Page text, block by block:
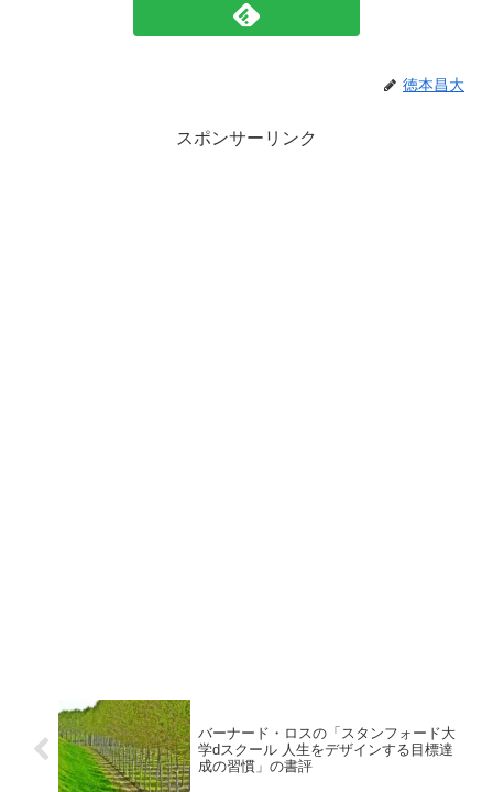
徳本昌大
スポンサーリンク
バーナード・ロスの「スタンフォード大
学dスクール 人生をデザインする目標達
成の習慣」の書評